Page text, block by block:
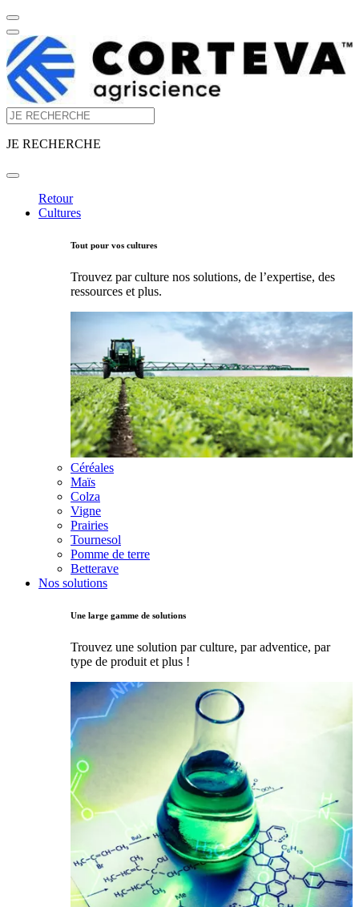
JE RECHERCHE
Retour
Cultures
Tout pour vos cultures
Trouvez par culture nos solutions, de l’expertise, des
ressources et plus.
Céréales
Maïs
Colza
Vigne
Prairies
Tournesol
Pomme de terre
Betterave
Nos solutions
Une large gamme de solutions
Trouvez une solution par culture, par adventice, par
type de produit et plus !